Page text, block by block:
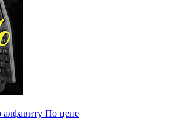
алфавиту По цене